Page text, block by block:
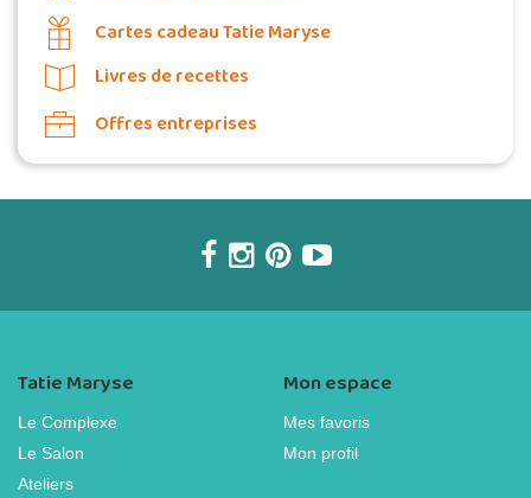
Cartes cadeau Tatie Maryse
Livres de recettes
Offres entreprises
Tatie Maryse
Le Complexe
Le Salon
Ateliers
Mon espace
Mes favoris
Mon profil